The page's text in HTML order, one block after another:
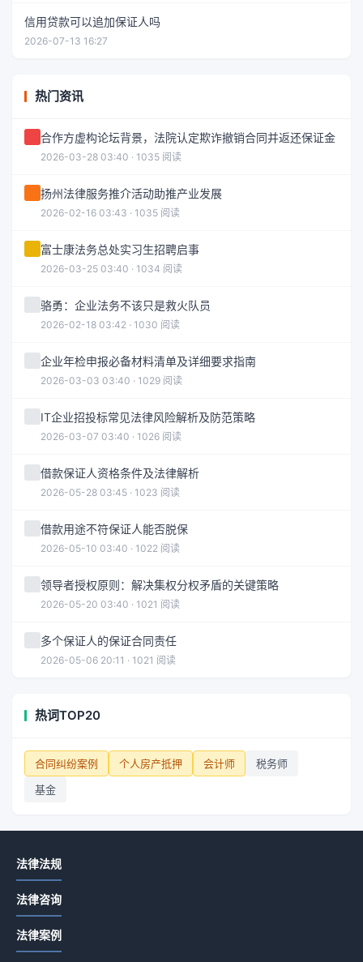
信用贷款可以追加保证人吗
2026-07-13 16:27
热门资讯
合作方虚构论坛背景，法院认定欺诈撤销合同并返还保证金
2026-03-28 03:40 · 1035 阅读
扬州法律服务推介活动助推产业发展
2026-02-16 03:43 · 1035 阅读
富士康法务总处实习生招聘启事
2026-03-25 03:40 · 1034 阅读
骆勇：企业法务不该只是救火队员
2026-02-18 03:42 · 1030 阅读
企业年检申报必备材料清单及详细要求指南
2026-03-03 03:40 · 1029 阅读
IT企业招投标常见法律风险解析及防范策略
2026-03-07 03:40 · 1026 阅读
借款保证人资格条件及法律解析
2026-05-28 03:45 · 1023 阅读
借款用途不符保证人能否脱保
2026-05-10 03:40 · 1022 阅读
领导者授权原则：解决集权分权矛盾的关键策略
2026-05-20 03:40 · 1021 阅读
多个保证人的保证合同责任
2026-05-06 20:11 · 1021 阅读
热词TOP20
合同纠纷案例 个人房产抵押 会计师
税务师
基金
法律法规
法律咨询
法律案例